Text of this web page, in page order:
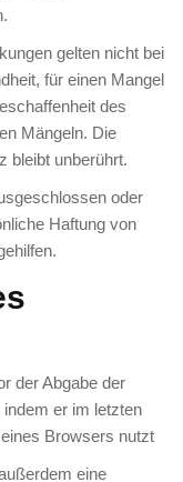
gelten nicht bei
für einen Mangel
des
Mängeln. Die
bleibt unberührt.
oder
Haftung von
der Abgabe der
er im letzten
Browsers nutzt
eine